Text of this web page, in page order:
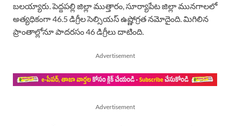
బలయ్యారు. పెద్దపల్లి జిల్లా ముత్తారం, సూర్యాపేట జిల్లా మునగాలలో
అత్యధికంగా 46.5 డిగ్రీల సెల్సియస్ ఉష్ణోగ్రత నమోదైంది. మిగిలిన
ప్రాంతాల్లోనూ పాదరసం 46 డిగ్రీలు దాటింది.
Advertisement
Advertisement